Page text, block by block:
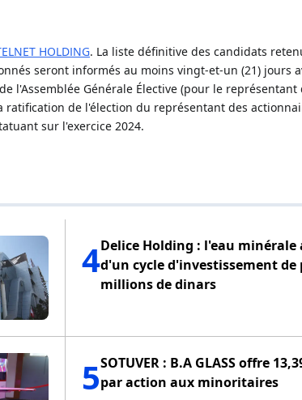
HOLDING. La liste définitive des candidats
seront informés au moins vingt-et-un (21) jours
l'Assemblée Générale Élective (pour le représentant
de l'élection du représentant des
sur l'exercice 2024.
4Delice Holding : l'eau minérale
d'un cycle d'investissement de
millions de dinars
5SOTUVER : B.A GLASS offre
par action aux minoritaires